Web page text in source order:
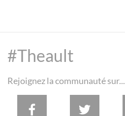
#Theault
Rejoignez la communauté sur...